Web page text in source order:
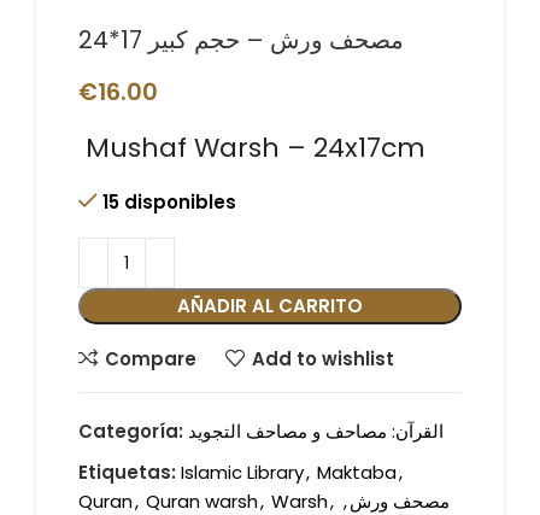
24*17 مصحف ورش – حجم كبير
€16.00
Mushaf Warsh – 24x17cm
15 disponibles
AÑADIR AL CARRITO
Compare Add to wishlist
Categoría: القرآن: مصاحف و مصاحف التجويد
Etiquetas: Islamic Library, Maktaba,
Quran, Quran warsh, Warsh, مصحف ورش,